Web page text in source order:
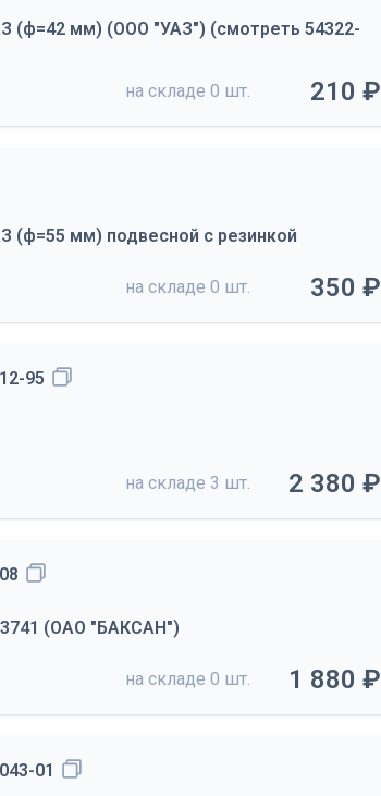
(ф=42 мм) (ООО "УАЗ") (смотреть 54322-
на складе 0 шт. 210 ₽
(ф=55 мм) подвесной с резинкой
на складе 0 шт. 350 ₽
95
на складе 3 шт. 2 380 ₽
(ОАО "БАКСАН")
на складе 0 шт. 1 880 ₽
01